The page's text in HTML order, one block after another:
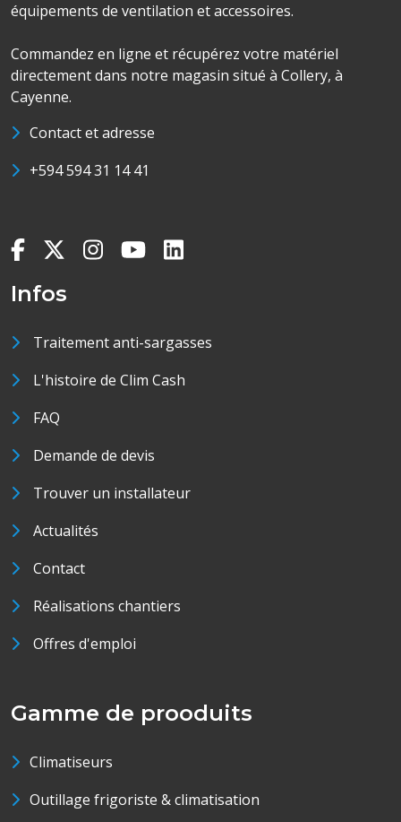
équipements de ventilation et accessoires.
Commandez en ligne et récupérez votre matériel
directement dans notre magasin situé à Collery, à
Cayenne.
Contact et adresse
+594 594 31 14 41
Infos
Traitement anti-sargasses
L'histoire de Clim Cash
FAQ
Demande de devis
Trouver un installateur
Actualités
Contact
Réalisations chantiers
Offres d'emploi
Gamme de prooduits
Climatiseurs
Outillage frigoriste & climatisation